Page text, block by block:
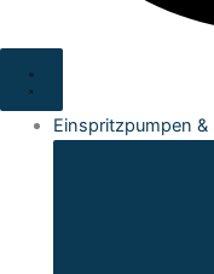
Einspritzpumpen